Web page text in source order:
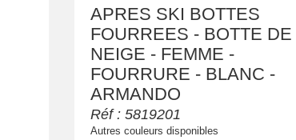
APRES SKI BOTTES
FOURREES - BOTTE DE
NEIGE - FEMME -
FOURRURE - BLANC -
ARMANDO
Réf :5819201
Autres couleurs disponibles